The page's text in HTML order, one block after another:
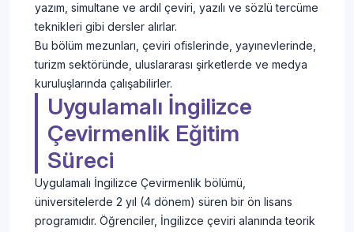
yazım, simultane ve ardıl çeviri, yazılı ve sözlü tercüme
teknikleri gibi dersler alırlar.
Bu bölüm mezunları, çeviri ofislerinde, yayınevlerinde,
turizm sektöründe, uluslararası şirketlerde ve medya
kuruluşlarında çalışabilirler.
Uygulamalı İngilizce
Çevirmenlik Eğitim
Süreci
Uygulamalı İngilizce Çevirmenlik bölümü,
üniversitelerde 2 yıl (4 dönem) süren bir ön lisans
programıdır. Öğrenciler, İngilizce çeviri alanında teorik